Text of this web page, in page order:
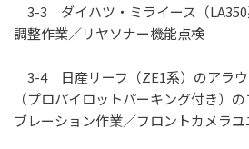
3-3 ダイハツ・ミライース（LA350
調整作業／リヤソナー機能点検
3-4 日産リーフ（ZE1系）のアラウ
（プロパイロットパーキング付き）
ブレーション作業／フロントカメラ